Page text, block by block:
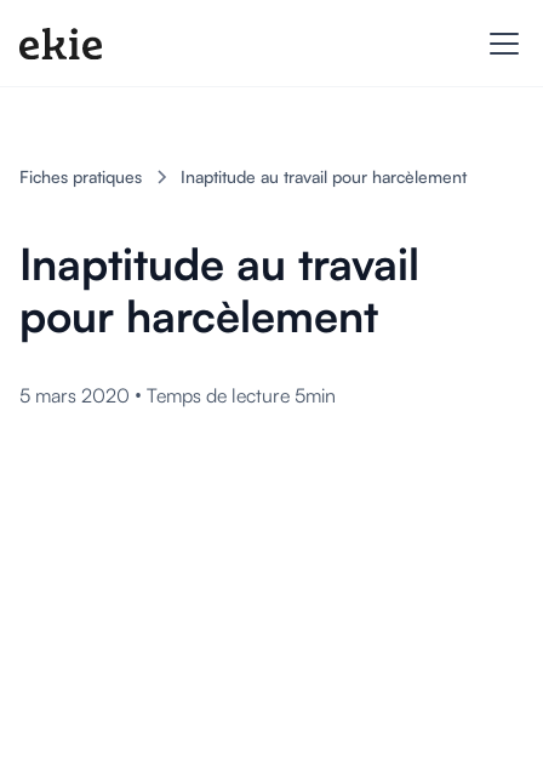
Fiches pratiques Inaptitude au travail pour harcèlement
Inaptitude au travail
pour harcèlement
5 mars 2020 • Temps de lecture 5min